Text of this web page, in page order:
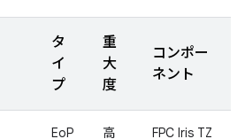
タ
イ
プ
重
大
度
コンポー
ネント
EoP 高
FPC Iris TZ